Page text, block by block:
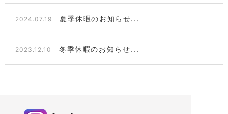
2024.07.19 夏季休暇のお知らせ...
2023.12.10 冬季休暇のお知らせ...